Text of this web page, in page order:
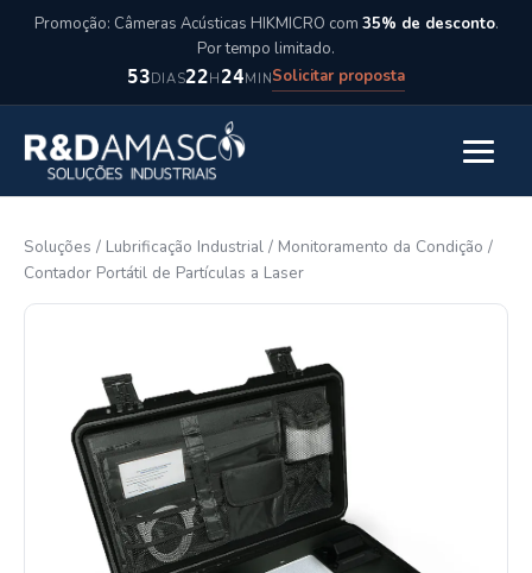
Pular para o conteúdo
Promoção: Câmeras Acústicas HIKMICRO com 35% de desconto.
Por tempo limitado.
53DIAS22H 24MINSolicitar proposta
Abrir
Soluções / Lubrificação Industrial / Monitoramento da Condição /
Contador Portátil de Partículas a Laser